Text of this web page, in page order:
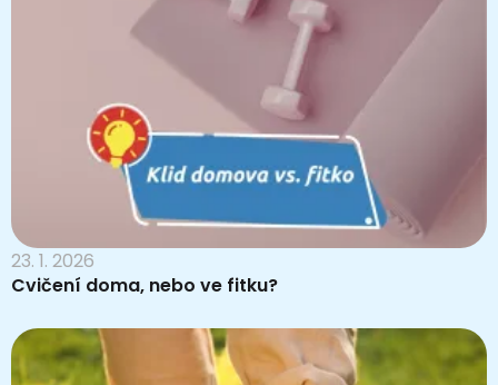
23. 1. 2026
Cvičení doma, nebo ve fitku?